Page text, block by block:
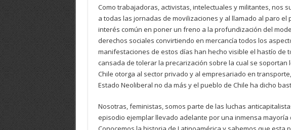
Como trabajadoras, activistas, intelectuales y militantes, nos
a todas las jornadas de movilizaciones y al llamado al paro el
interés común en poner un freno a la profundización del
derechos sociales convirtiendo en mercancía todos los
manifestaciones de estos días han hecho visible el hastío de
cansada de tolerar la precarización sobre la cual se soportan
Chile otorga al sector privado y al empresariado en
Estado Neoliberal no da más y el pueblo de Chile ha dicho
Nosotras, feministas, somos parte de las luchas
episodio ejemplar llevado adelante por una inmensa